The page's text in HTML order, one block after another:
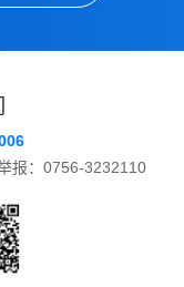
报：0756-3232110